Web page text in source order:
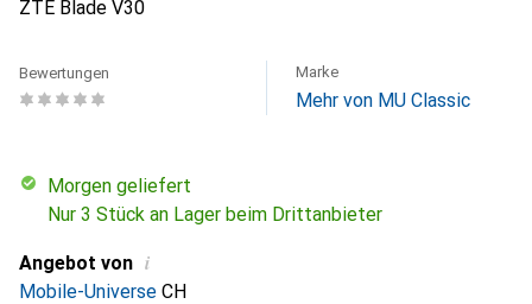
ZTE Blade V30
Bewertungen Marke
Mehr von MU Classic
morgen geliefert
Nur 3 Stück an Lager beim Drittanbieter
Angebot von i
Mobile-Universe CH